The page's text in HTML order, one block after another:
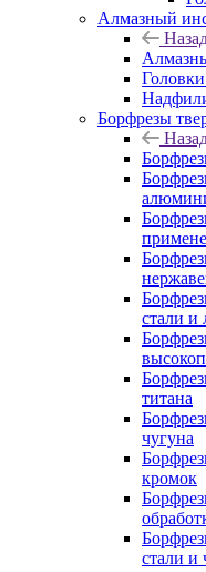
Алмазный
Борфрезы
стали и
титана
чугуна
кромок
стали и